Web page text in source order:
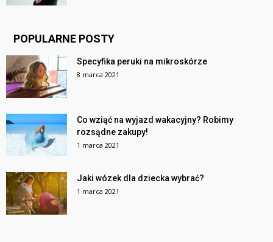
POPULARNE POSTY
Specyfika peruki na mikroskórze
8 marca 2021
Co wziąć na wyjazd wakacyjny? Robimy
rozsądne zakupy!
1 marca 2021
Jaki wózek dla dziecka wybrać?
1 marca 2021